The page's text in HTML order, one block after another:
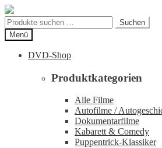
Zur
Navigation
springen
Zum
Inhalt
springen
Suchen
nach:
Suchen
Menü
DVD-Shop
Produktkategorien
Alle Filme
Autofilme /
Dokumentarfilme
Kabarett & Comedy
Puppentrick-Klassiker